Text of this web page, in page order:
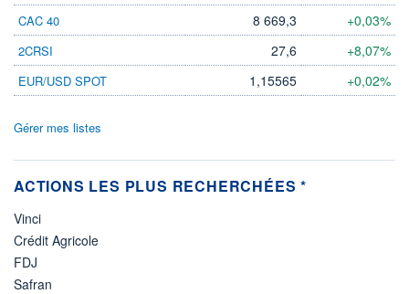
CAC 40 8 669,3 +0,03%
2CRSI 27,6 +8,07%
EUR/USD SPOT 1,15565 +0,02%
Gérer mes listes
ACTIONS LES PLUS RECHERCHÉES *
Vinci
Crédit Agricole
FDJ
Safran